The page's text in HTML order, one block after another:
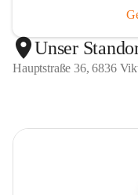
Unser
Hauptstraße 36, 6836